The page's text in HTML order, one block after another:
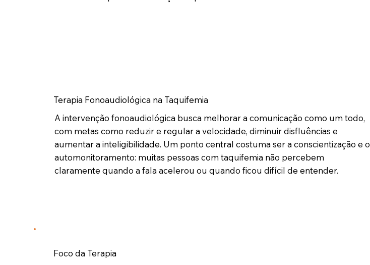
Terapia Fonoaudiológica na Taquifemia
A intervenção fonoaudiológica busca melhorar a comunicação como um todo,
com metas como reduzir e regular a velocidade, diminuir disfluências e
aumentar a inteligibilidade. Um ponto central costuma ser a conscientização e o
automonitoramento: muitas pessoas com taquifemia não percebem
claramente quando a fala acelerou ou quando ficou difícil de entender.
Foco da Terapia